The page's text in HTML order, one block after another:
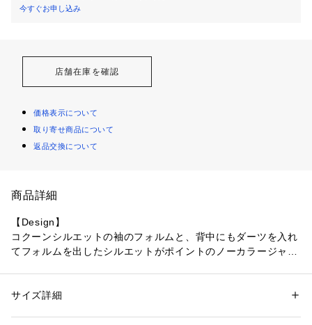
今すぐお申し込み
店舗在庫を確認
価格表示について
取り寄せ商品について
返品交換について
商品詳細
【Design】
コクーンシルエットの袖のフォルムと、背中にもダーツを入れ
てフォルムを出したシルエットがポイントのノーカラージャケ
性別：レディース
素材：ポリエステル96%  ポリウレタン4%
サイズ詳細